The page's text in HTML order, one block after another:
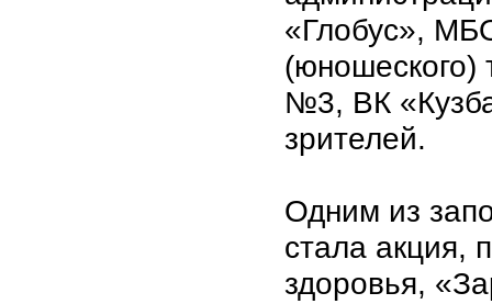
«Глобус»,
№3, ВК
зрителей.
Одним из
стала акция,
здоровья,